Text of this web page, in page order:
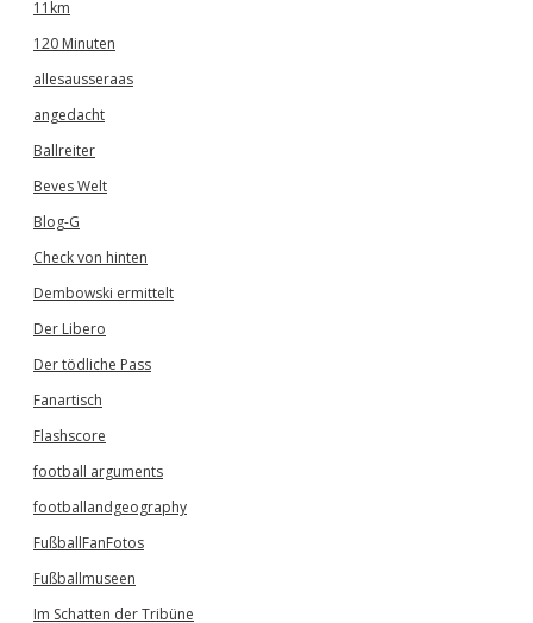
11km
120 Minuten
allesausseraas
angedacht
Ballreiter
Beves Welt
Blog-G
Check von hinten
Dembowski ermittelt
Der Libero
Der tödliche Pass
Fanartisch
Flashscore
football arguments
footballandgeography
FußballFanFotos
Fußballmuseen
Im Schatten der Tribüne